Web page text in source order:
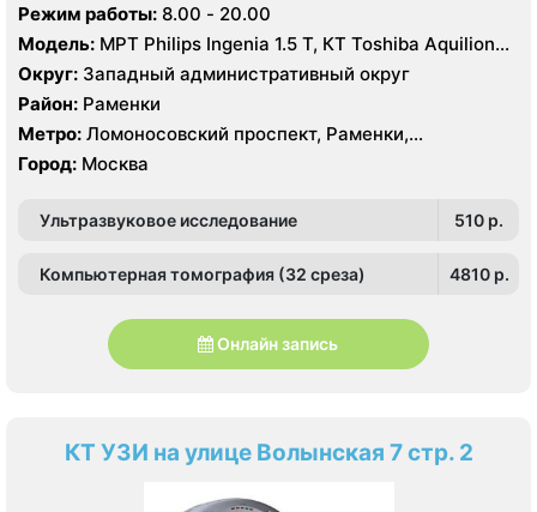
Режим работы: 8.00 - 20.00
Модель: МРТ Philips Ingenia 1.5 T, КТ Toshiba Aquilion
32 среза, УЗИ GE Logiq-9, Philips iU22
Округ: Западный административный округ
Район: Раменки
Метро: Ломоносовский проспект, Раменки,
Мичуринский проспект
Город: Москва
Ультразвуковое исследование 510 p.
Компьютерная томография (32 среза) 4810 p.
Онлайн запись
КТ УЗИ на улице Волынская 7 стр. 2